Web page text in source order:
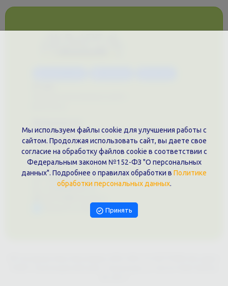
Политика обработки персональных данных
Публичная оферта
Контакты филиала
г. Краснодар, ул. Шоссе Нефтяников, 28, оф. 51
+7 (861)202-09-02
+7 (909)466-00-16
Написать в Telegram
Мы используем файлы cookie для улучшения работы с
сайтом. Продолжая использовать сайт, вы даете свое
согласие на обработку файлов cookie в соответствии с
Федеральным законом №152-ФЗ "О персональных
данных". Подробнее о правилах обработки в Политике
обработки персональных данных.
Принять